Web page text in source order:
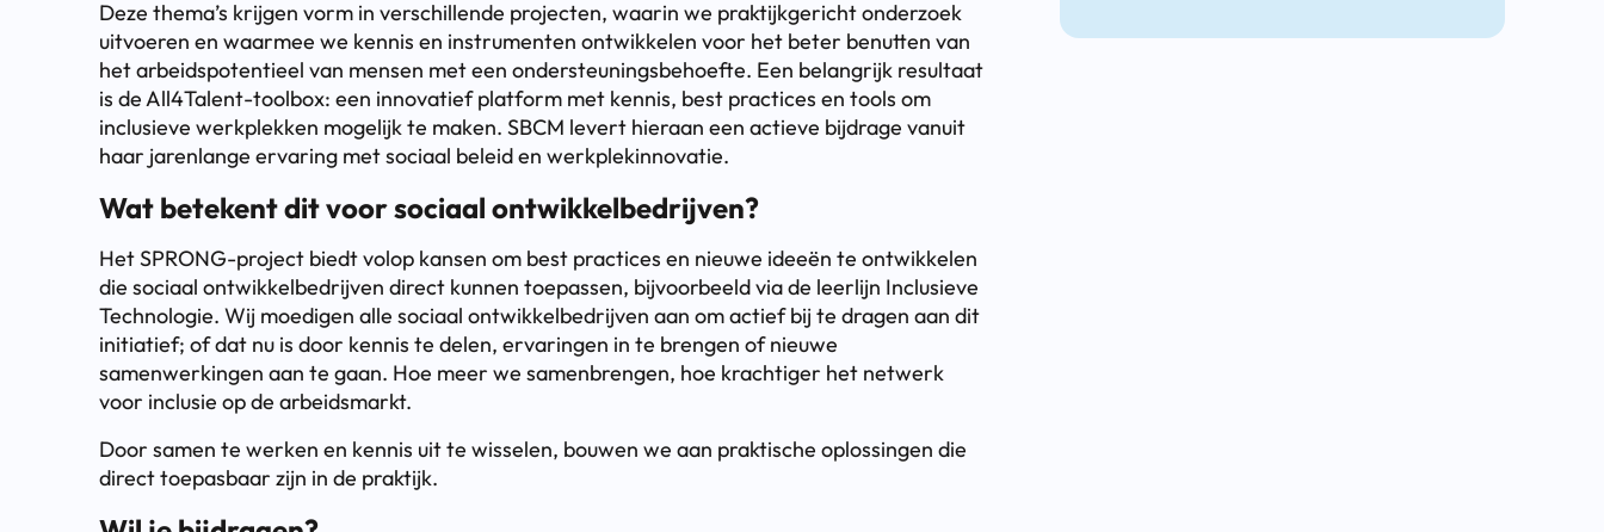
Deze thema’s krijgen vorm in verschillende projecten, waarin we praktijkgericht onderzoek
uitvoeren en waarmee we kennis en instrumenten ontwikkelen voor het beter benutten van
het arbeidspotentieel van mensen met een ondersteuningsbehoefte. Een belangrijk resultaat
is de All4Talent-toolbox: een innovatief platform met kennis, best practices en tools om
inclusieve werkplekken mogelijk te maken. SBCM levert hieraan een actieve bijdrage vanuit
haar jarenlange ervaring met sociaal beleid en werkplekinnovatie.
Wat betekent dit voor sociaal ontwikkelbedrijven?
Het SPRONG-project biedt volop kansen om best practices en nieuwe ideeën te ontwikkelen
die sociaal ontwikkelbedrijven direct kunnen toepassen, bijvoorbeeld via de leerlijn Inclusieve
Technologie. Wij moedigen alle sociaal ontwikkelbedrijven aan om actief bij te dragen aan dit
initiatief; of dat nu is door kennis te delen, ervaringen in te brengen of nieuwe
samenwerkingen aan te gaan. Hoe meer we samenbrengen, hoe krachtiger het netwerk
voor inclusie op de arbeidsmarkt.
Door samen te werken en kennis uit te wisselen, bouwen we aan praktische oplossingen die
direct toepasbaar zijn in de praktijk.